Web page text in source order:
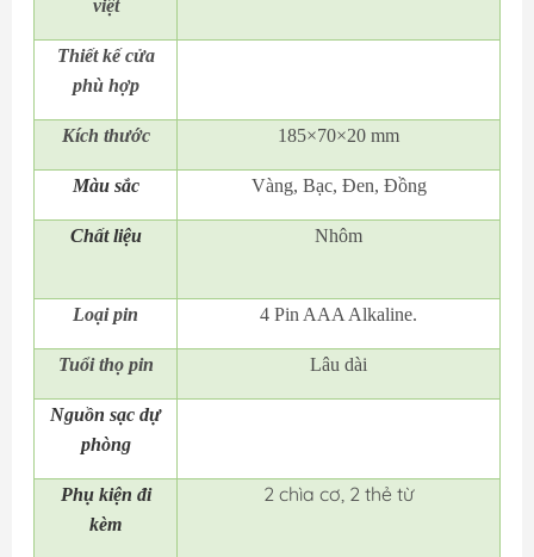
việt
Thiết kế cửa
phù hợp
Kích thước 185×70×20 mm
Màu sắc Vàng, Bạc, Đen, Đồng
Chất liệu Nhôm
Loại pin 4 Pin AAA Alkaline.
Tuổi thọ pin Lâu dài
Nguồn sạc dự
phòng
Phụ kiện đi
kèm
2 chìa cơ, 2 thẻ từ